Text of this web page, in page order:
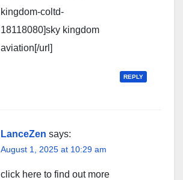
kingdom-coltd-
18118080]sky kingdom
aviation[/url]
REPLY
LanceZen says:
August 1, 2025 at 10:29 am
click here to find out more